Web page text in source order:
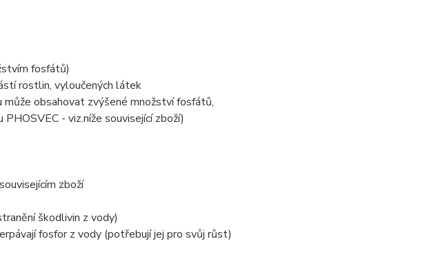
fosfátů)
rostlin, vyloučených látek
obsahovat zvýšené množství fosfátů,
- viz.níže související zboží)
zboží
škodlivin z vody)
fosfor z vody (potřebují jej pro svůj růst)